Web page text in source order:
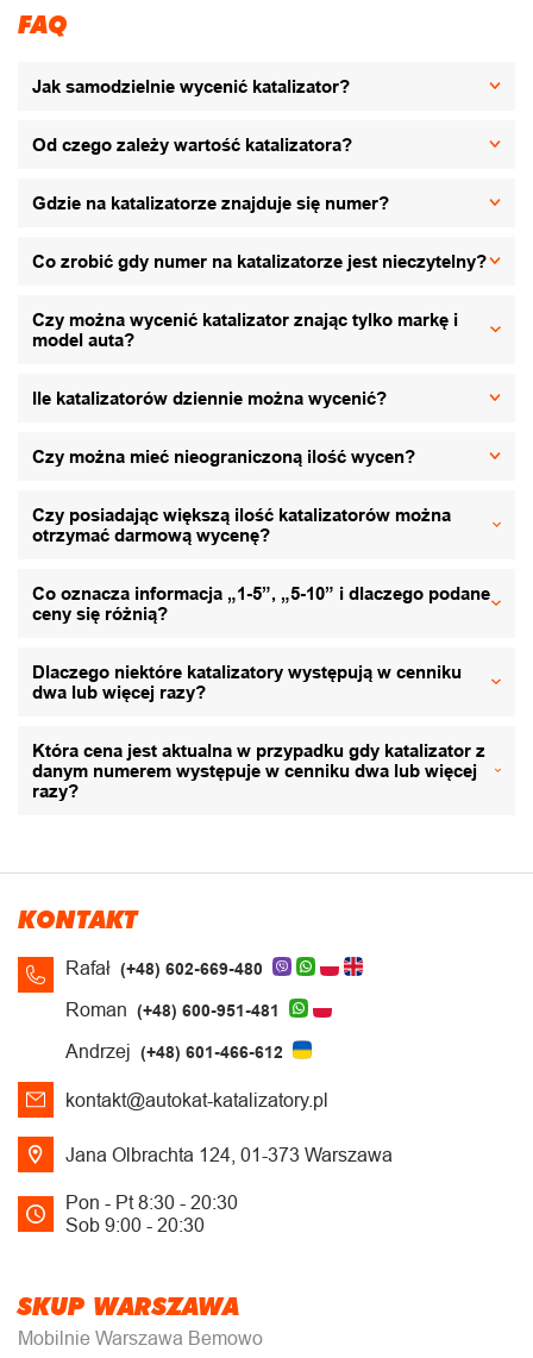
FAQ
Jak samodzielnie wycenić katalizator?
Od czego zależy wartość katalizatora?
Gdzie na katalizatorze znajduje się numer?
Co zrobić gdy numer na katalizatorze jest nieczytelny?
Czy można wycenić katalizator znając tylko markę i
model auta?
Ile katalizatorów dziennie można wycenić?
Czy można mieć nieograniczoną ilość wycen?
Czy posiadając większą ilość katalizatorów można
otrzymać darmową wycenę?
Co oznacza informacja „1-5”, „5-10” i dlaczego podane
ceny się różnią?
Dlaczego niektóre katalizatory występują w cenniku
dwa lub więcej razy?
Która cena jest aktualna w przypadku gdy katalizator z
danym numerem występuje w cenniku dwa lub więcej
razy?
KONTAKT
Rafał (+48) 602-669-480
Roman (+48) 600-951-481
Andrzej (+48) 601-466-612
kontakt@autokat-katalizatory.pl
Jana Olbrachta 124, 01-373 Warszawa
Pon - Pt 8:30 - 20:30
Sob 9:00 - 20:30
SKUP WARSZAWA
Mobilnie Warszawa Bemowo